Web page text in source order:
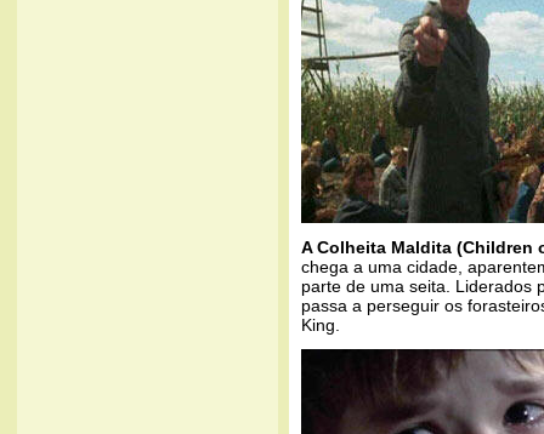
A Colheita Maldita (Children
chega a uma cidade,
parte de uma seita. Liderados
passa a perseguir os
King.